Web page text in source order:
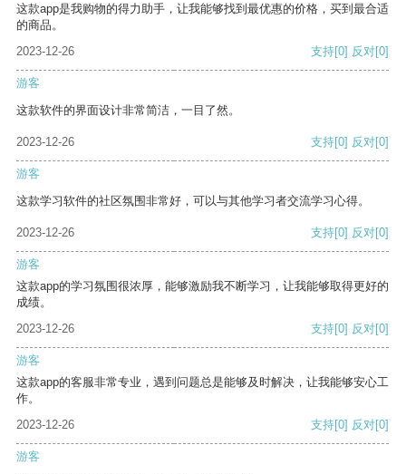
这款app是我购物的得力助手，让我能够找到最优惠的价格，买到最合适
的商品。
2023-12-26
支持[0] 反对[0]
游客
这款软件的界面设计非常简洁，一目了然。
2023-12-26 支持[0] 反对[0]
游客
这款学习软件的社区氛围非常好，可以与其他学习者交流学习心得。
2023-12-26 支持[0] 反对[0]
游客
这款app的学习氛围很浓厚，能够激励我不断学习，让我能够取得更好的
成绩。
2023-12-26
支持[0] 反对[0]
游客
这款app的客服非常专业，遇到问题总是能够及时解决，让我能够安心工
作。
2023-12-26
支持[0] 反对[0]
游客